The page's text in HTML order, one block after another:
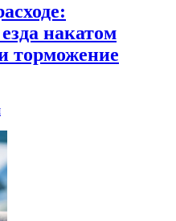
накатом
торможение